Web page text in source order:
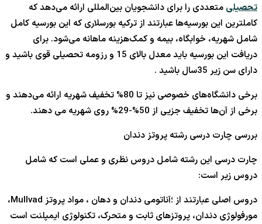
تحصیلی متعددی را برای دانشجویان بین‌المللی ارائه می‌دهد که
کاملترین این بورسیه‌ها عبارتند از ترکیه بورسلاری که این بورسیه کامل
شامل شهریه، خوابگاه، بیمه و کمک‌هزینه ماهانه می‌شود. برای
دریافت این بورسیه باید معدل بالای 15 و رزومه تحصیلی قوی باشید و
دارای سن زیر 35سال باشید .
برخی دانشگاه‌های خصوصی نیز تا 80% تخفیف شهریه ارائه می‌دهند و
برخی از آن‌ها تخفیف جزیی از 50%-29% روی شهریه می دهند.
بررسی چارت درسی رشته پروتز دندان
چارت درسی این رشته شامل دروس نظری و عملی است که شامل
دروس زیر است:
دروس اصلی عبارتند از ؛آناتومی دندان و دهان ، مواد پروتز Mullvad،
مورفولوژی دندان، پروتزهای ثابت و متحرک، تکنولوژی ایمپلنت است